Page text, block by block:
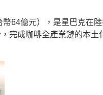
64億元），是星巴克在
完成咖啡全產業鏈的本土